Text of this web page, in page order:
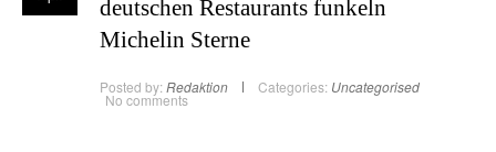
deutschen Restaurants funkeln
Michelin Sterne
Posted by: Redaktion Categories: Uncategorised
No comments